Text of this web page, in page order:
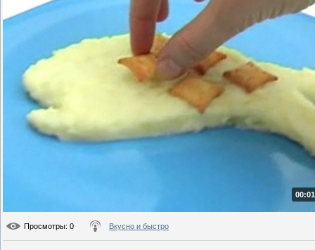
Просмотры: 0 Вкусно и быстро